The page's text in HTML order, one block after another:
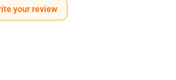
your review